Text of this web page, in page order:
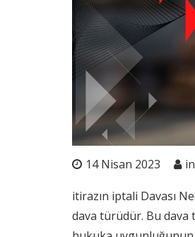
14 Nisan 2023
itirazın iptali Davası
dava türüdür. Bu dava